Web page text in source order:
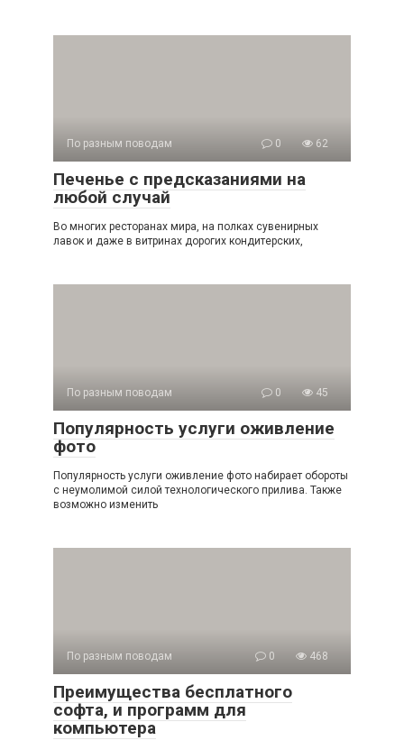
По разным поводам 0 62
Печенье с предсказаниями на
любой случай
Во многих ресторанах мира, на полках сувенирных
лавок и даже в витринах дорогих кондитерских,
По разным поводам 0 45
Популярность услуги оживление
фото
Популярность услуги оживление фото набирает обороты
с неумолимой силой технологического прилива. Также
возможно изменить
По разным поводам 0 468
Преимущества бесплатного
софта, и программ для
компьютера